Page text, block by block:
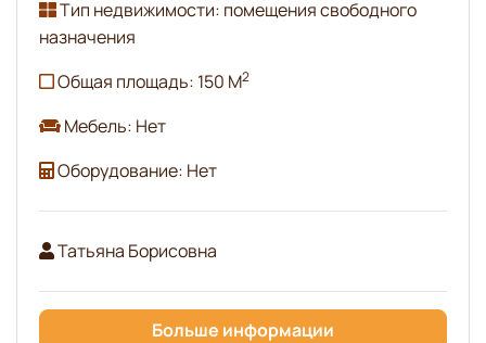
Тип недвижимости: помещения свободного
назначения
Общая площадь: 150 М2
Мебель: Нет
Оборудование: Нет
Татьяна Борисовна
Больше информации